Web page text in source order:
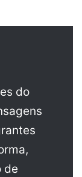
do
de